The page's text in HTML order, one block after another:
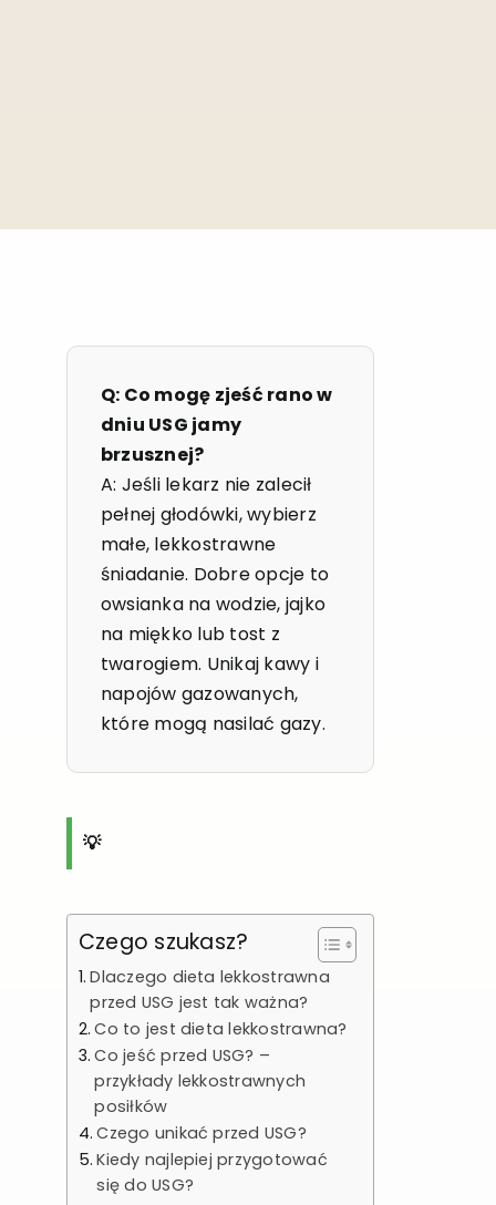
Q: Co mogę zjeść rano w
dniu USG jamy
brzusznej?
A: Jeśli lekarz nie zalecił
pełnej głodówki, wybierz
małe, lekkostrawne
śniadanie. Dobre opcje to
owsianka na wodzie, jajko
na miękko lub tost z
twarogiem. Unikaj kawy i
napojów gazowanych,
które mogą nasilać gazy.
💡
Czego szukasz?
Dlaczego dieta lekkostrawna
przed USG jest tak ważna?
Co to jest dieta lekkostrawna?
Co jeść przed USG? –
przykłady lekkostrawnych
posiłków
Czego unikać przed USG?
Kiedy najlepiej przygotować
się do USG?